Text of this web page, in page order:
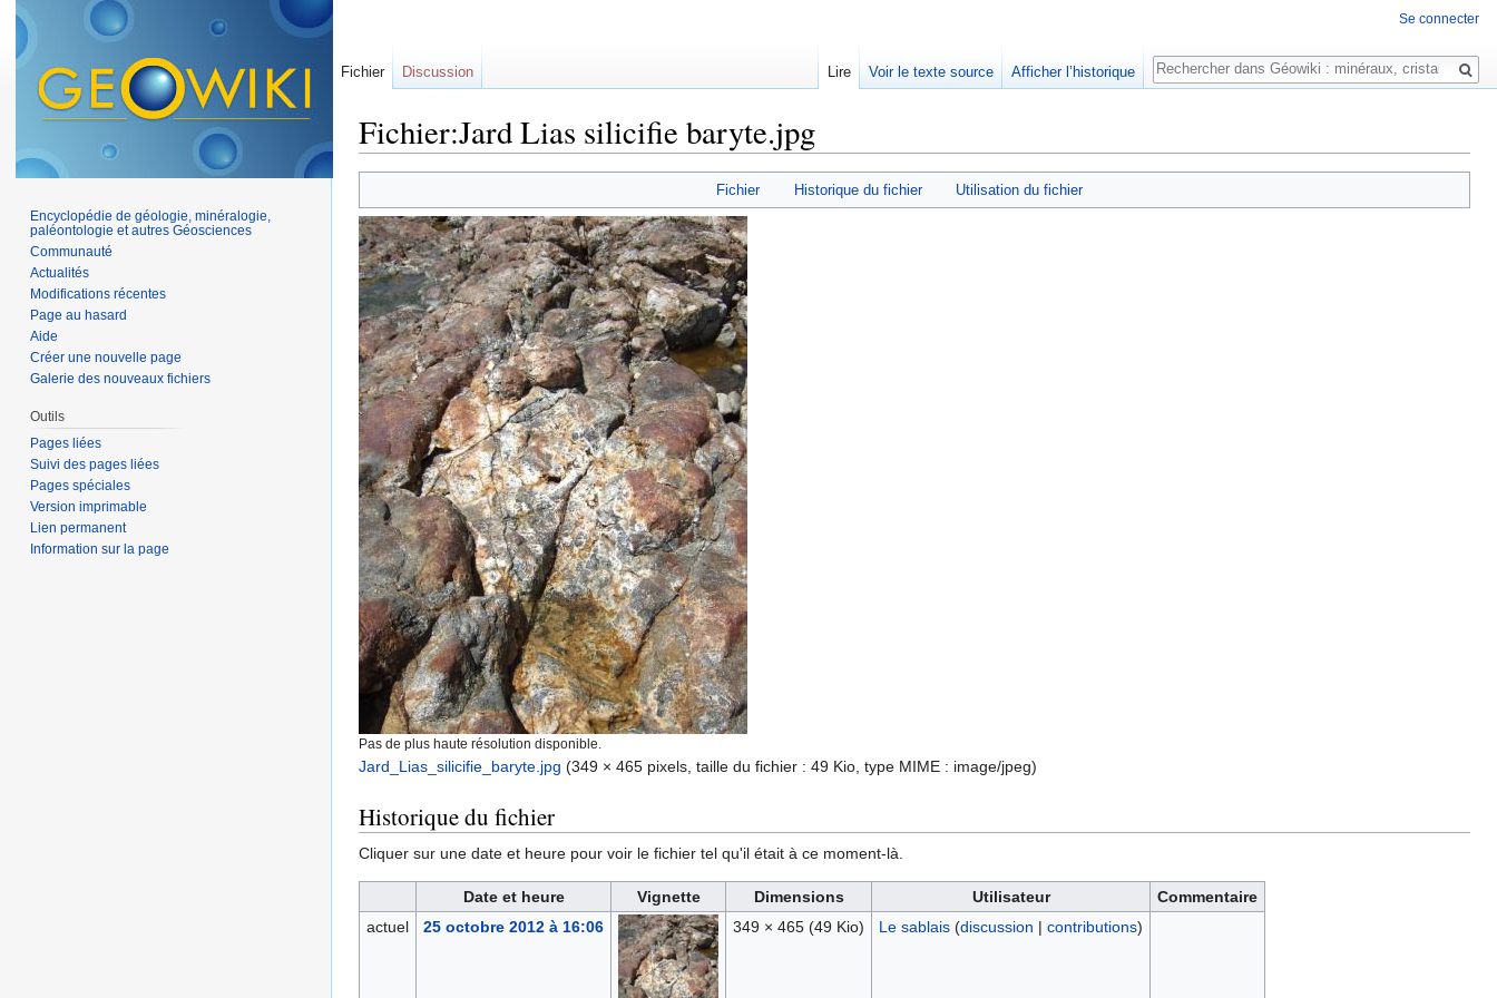
Fichier:Jard Lias silicifie baryte.jpg
Fichier Historique du fichier Utilisation du fichier
Pas de plus haute résolution disponible.
Jard_Lias_silicifie_baryte.jpg (349 × 465 pixels, taille du fichier : 49 Kio, type MIME : image/jpeg)
Historique du fichier
Cliquer sur une date et heure pour voir le fichier tel qu'il était à ce moment-là.
Date et heure Vignette Dimensions Utilisateur
Commentaire
actuel
25 octobre 2012 à 16:06 349 × 465 (49 Kio) Le sablais (discussion | contributions)
Se connecter
Fichier Discussion Lire Voir le texte source Afficher l’historique
Rechercher
Encyclopédie de géologie, minéralogie,
paléontologie et autres Géosciences
Communauté
Actualités
Modifications récentes
Page au hasard
Aide
Créer une nouvelle page
Galerie des nouveaux fichiers
Outils
Pages liées
Suivi des pages liées
Pages spéciales
Version imprimable
Lien permanent
Information sur la page